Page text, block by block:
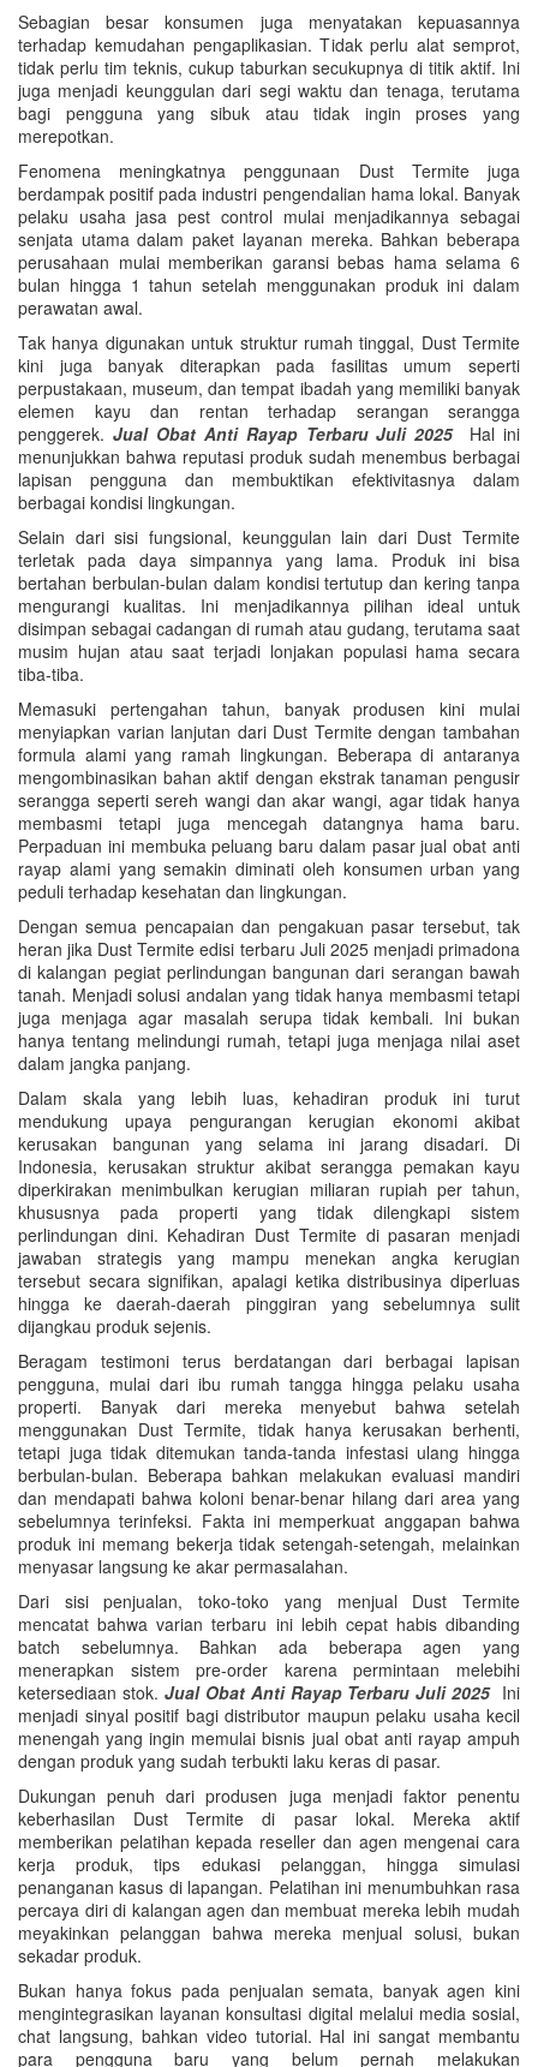
Sebagian besar konsumen juga menyatakan kepuasannya
terhadap kemudahan pengaplikasian. Tidak perlu alat semprot,
tidak perlu tim teknis, cukup taburkan secukupnya di titik aktif. Ini
juga menjadi keunggulan dari segi waktu dan tenaga, terutama
bagi pengguna yang sibuk atau tidak ingin proses yang
merepotkan.
Fenomena meningkatnya penggunaan Dust Termite juga
berdampak positif pada industri pengendalian hama lokal. Banyak
pelaku usaha jasa pest control mulai menjadikannya sebagai
senjata utama dalam paket layanan mereka. Bahkan beberapa
perusahaan mulai memberikan garansi bebas hama selama 6
bulan hingga 1 tahun setelah menggunakan produk ini dalam
perawatan awal.
Tak hanya digunakan untuk struktur rumah tinggal, Dust Termite
kini juga banyak diterapkan pada fasilitas umum seperti
perpustakaan, museum, dan tempat ibadah yang memiliki banyak
elemen kayu dan rentan terhadap serangan serangga
penggerek. Jual Obat Anti Rayap Terbaru Juli 2025Hal ini
menunjukkan bahwa reputasi produk sudah menembus berbagai
lapisan pengguna dan membuktikan efektivitasnya dalam
berbagai kondisi lingkungan.
Selain dari sisi fungsional, keunggulan lain dari Dust Termite
terletak pada daya simpannya yang lama. Produk ini bisa
bertahan berbulan-bulan dalam kondisi tertutup dan kering tanpa
mengurangi kualitas. Ini menjadikannya pilihan ideal untuk
disimpan sebagai cadangan di rumah atau gudang, terutama saat
musim hujan atau saat terjadi lonjakan populasi hama secara
tiba-tiba.
Memasuki pertengahan tahun, banyak produsen kini mulai
menyiapkan varian lanjutan dari Dust Termite dengan tambahan
formula alami yang ramah lingkungan. Beberapa di antaranya
mengombinasikan bahan aktif dengan ekstrak tanaman pengusir
serangga seperti sereh wangi dan akar wangi, agar tidak hanya
membasmi tetapi juga mencegah datangnya hama baru.
Perpaduan ini membuka peluang baru dalam pasar jual obat anti
rayap alami yang semakin diminati oleh konsumen urban yang
peduli terhadap kesehatan dan lingkungan.
Dengan semua pencapaian dan pengakuan pasar tersebut, tak
heran jika Dust Termite edisi terbaru Juli 2025 menjadi primadona
di kalangan pegiat perlindungan bangunan dari serangan bawah
tanah. Menjadi solusi andalan yang tidak hanya membasmi tetapi
juga menjaga agar masalah serupa tidak kembali. Ini bukan
hanya tentang melindungi rumah, tetapi juga menjaga nilai aset
dalam jangka panjang.
Dalam skala yang lebih luas, kehadiran produk ini turut
mendukung upaya pengurangan kerugian ekonomi akibat
kerusakan bangunan yang selama ini jarang disadari. Di
Indonesia, kerusakan struktur akibat serangga pemakan kayu
diperkirakan menimbulkan kerugian miliaran rupiah per tahun,
khususnya pada properti yang tidak dilengkapi sistem
perlindungan dini. Kehadiran Dust Termite di pasaran menjadi
jawaban strategis yang mampu menekan angka kerugian
tersebut secara signifikan, apalagi ketika distribusinya diperluas
hingga ke daerah-daerah pinggiran yang sebelumnya sulit
dijangkau produk sejenis.
Beragam testimoni terus berdatangan dari berbagai lapisan
pengguna, mulai dari ibu rumah tangga hingga pelaku usaha
properti. Banyak dari mereka menyebut bahwa setelah
menggunakan Dust Termite, tidak hanya kerusakan berhenti,
tetapi juga tidak ditemukan tanda-tanda infestasi ulang hingga
berbulan-bulan. Beberapa bahkan melakukan evaluasi mandiri
dan mendapati bahwa koloni benar-benar hilang dari area yang
sebelumnya terinfeksi. Fakta ini memperkuat anggapan bahwa
produk ini memang bekerja tidak setengah-setengah, melainkan
menyasar langsung ke akar permasalahan.
Dari sisi penjualan, toko-toko yang menjual Dust Termite
mencatat bahwa varian terbaru ini lebih cepat habis dibanding
batch sebelumnya. Bahkan ada beberapa agen yang
menerapkan sistem pre-order karena permintaan melebihi
ketersediaan stok. Jual Obat Anti Rayap Terbaru Juli 2025Ini
menjadi sinyal positif bagi distributor maupun pelaku usaha kecil
menengah yang ingin memulai bisnis jual obat anti rayap ampuh
dengan produk yang sudah terbukti laku keras di pasar.
Dukungan penuh dari produsen juga menjadi faktor penentu
keberhasilan Dust Termite di pasar lokal. Mereka aktif
memberikan pelatihan kepada reseller dan agen mengenai cara
kerja produk, tips edukasi pelanggan, hingga simulasi
penanganan kasus di lapangan. Pelatihan ini menumbuhkan rasa
percaya diri di kalangan agen dan membuat mereka lebih mudah
meyakinkan pelanggan bahwa mereka menjual solusi, bukan
sekadar produk.
Bukan hanya fokus pada penjualan semata, banyak agen kini
mengintegrasikan layanan konsultasi digital melalui media sosial,
chat langsung, bahkan video tutorial. Hal ini sangat membantu
para pengguna baru yang belum pernah melakukan